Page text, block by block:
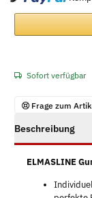
Sofort verfügbar
Frage zum
Beschreibung
ELMASLINE